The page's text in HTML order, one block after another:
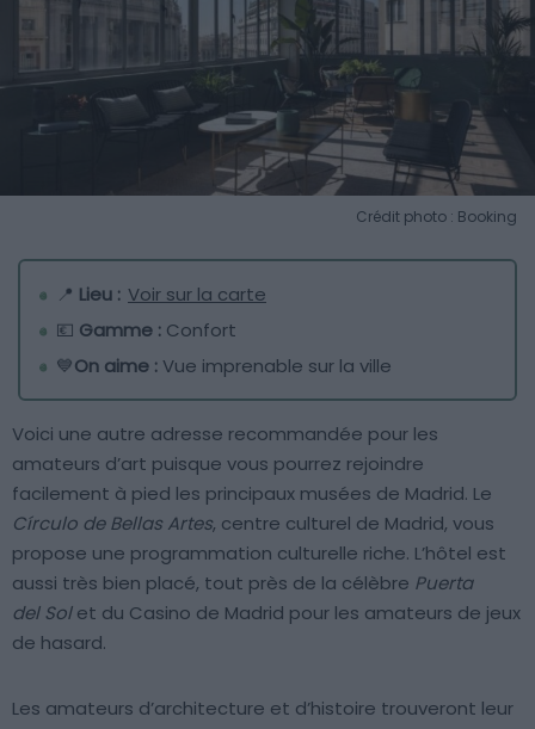
Crédit photo : Booking
📍 Lieu : Voir sur la carte
💶 Gamme : Confort
💙On aime :Vue imprenable sur la ville
Voici une autre adresse recommandée pour les
amateurs d’art puisque vous pourrez rejoindre
facilement à pied les principaux musées de Madrid. Le
Círculo de Bellas Artes, centre culturel de Madrid, vous
propose une programmation culturelle riche. L’hôtel est
aussi très bien placé, tout près de la célèbre Puerta
del Solet du Casino de Madrid pour les amateurs de jeux
de hasard.
Les amateurs d’architecture et d’histoire trouveront leur